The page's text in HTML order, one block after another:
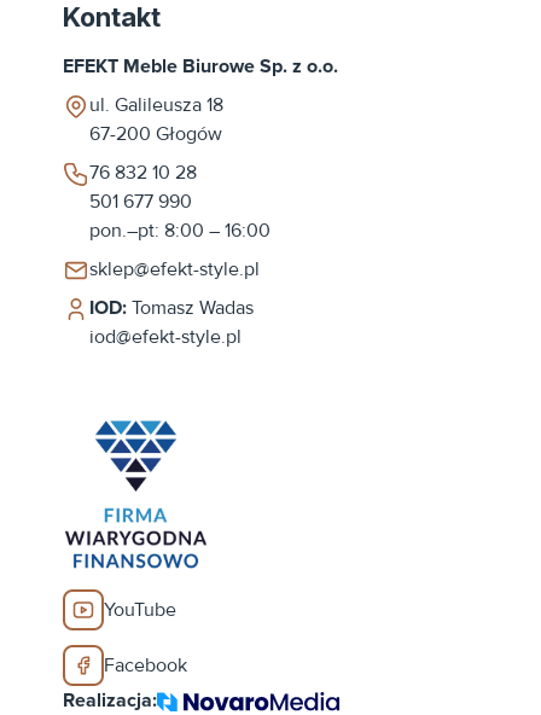
Kontakt
EFEKT Meble Biurowe Sp. z o.o.
ul. Galileusza 18
67-200 Głogów
76 832 10 28
501 677 990
pon.–pt: 8:00 – 16:00
sklep@efekt-style.pl
IOD: Tomasz Wadas
iod@efekt-style.pl
YouTube
Facebook
Realizacja: